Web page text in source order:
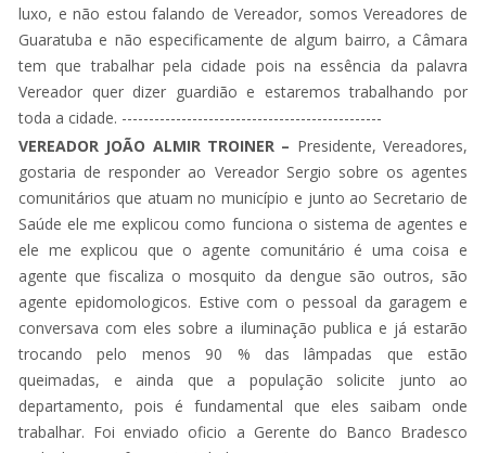
luxo, e não estou falando de Vereador, somos Vereadores de
Guaratuba e não especificamente de algum bairro, a Câmara
tem que trabalhar pela cidade pois na essência da palavra
Vereador quer dizer guardião e estaremos trabalhando por
toda a cidade. ------------------------------------------------
VEREADOR JOÃO ALMIR TROINER – Presidente, Vereadores,
gostaria de responder ao Vereador Sergio sobre os agentes
comunitários que atuam no município e junto ao Secretario de
Saúde ele me explicou como funciona o sistema de agentes e
ele me explicou que o agente comunitário é uma coisa e
agente que fiscaliza o mosquito da dengue são outros, são
agente epidomologicos. Estive com o pessoal da garagem e
conversava com eles sobre a iluminação publica e já estarão
trocando pelo menos 90 % das lâmpadas que estão
queimadas, e ainda que a população solicite junto ao
departamento, pois é fundamental que eles saibam onde
trabalhar. Foi enviado oficio a Gerente do Banco Bradesco